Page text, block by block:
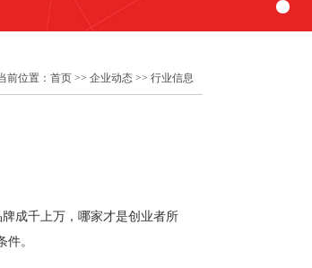
前位置 ： 首页 >> 企业动态 >> 行业信息
成千上万，哪家才是创业者所
。